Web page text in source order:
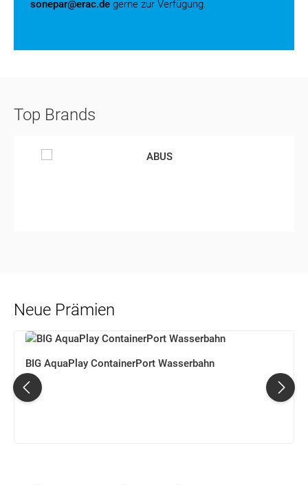
sonepar@erac.de gerne zur Verfügung.
Top Brands
Neue Prämien
Produktgalerie überspringen
BIG AquaPlay ContainerPort Wasserbahn